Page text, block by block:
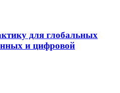
для глобальных
и цифровой